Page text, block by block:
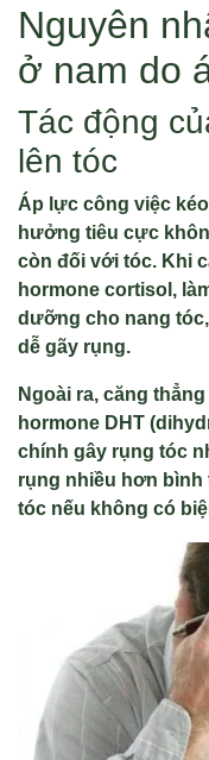
Nguyên
ở nam do
Tác động
lên tóc
Áp lực công việc
hưởng tiêu cực
còn đối với tóc. Khi
hormone cortisol,
dưỡng cho nang
dễ gãy rụng.
Ngoài ra, căng
hormone DHT
chính gây rụng tóc
rụng nhiều hơn
tóc nếu không có